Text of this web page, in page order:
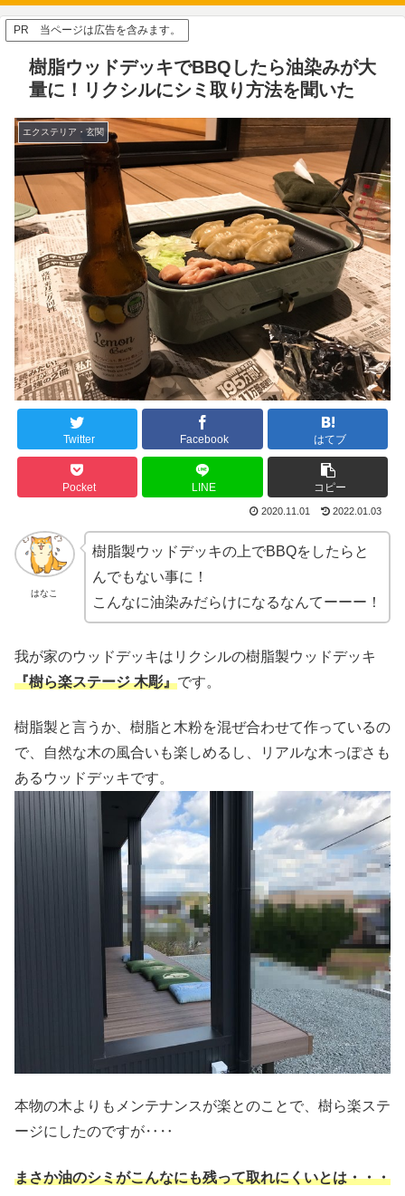
PR 当ページは広告を含みます。
樹脂ウッドデッキでBBQしたら油染みが大
量に！リクシルにシミ取り方法を聞いた
エクステリア・玄関
Twitter Facebook はてブ
Pocket LINE コピー
2020.11.01 2022.01.03
はなこ
樹脂製ウッドデッキの上でBBQをしたらと
んでもない事に！
こんなに油染みだらけになるなんてーーー！
我が家のウッドデッキはリクシルの樹脂製ウッドデッキ
『樹ら楽ステージ 木彫』です。
樹脂製と言うか、樹脂と木粉を混ぜ合わせて作っているの
で、自然な木の風合いも楽しめるし、リアルな木っぽさも
あるウッドデッキです。
本物の木よりもメンテナンスが楽とのことで、樹ら楽ステ
ージにしたのですが‥‥
まさか油のシミがこんなにも残って取れにくいとは・・・